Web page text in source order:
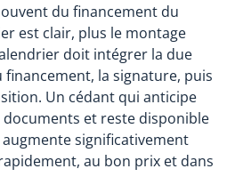
du financement du
est clair, plus le montage
doit intégrer la due
financement, la signature, puis
Un cédant qui anticipe
documents et reste disponible
significativement
au bon prix et dans